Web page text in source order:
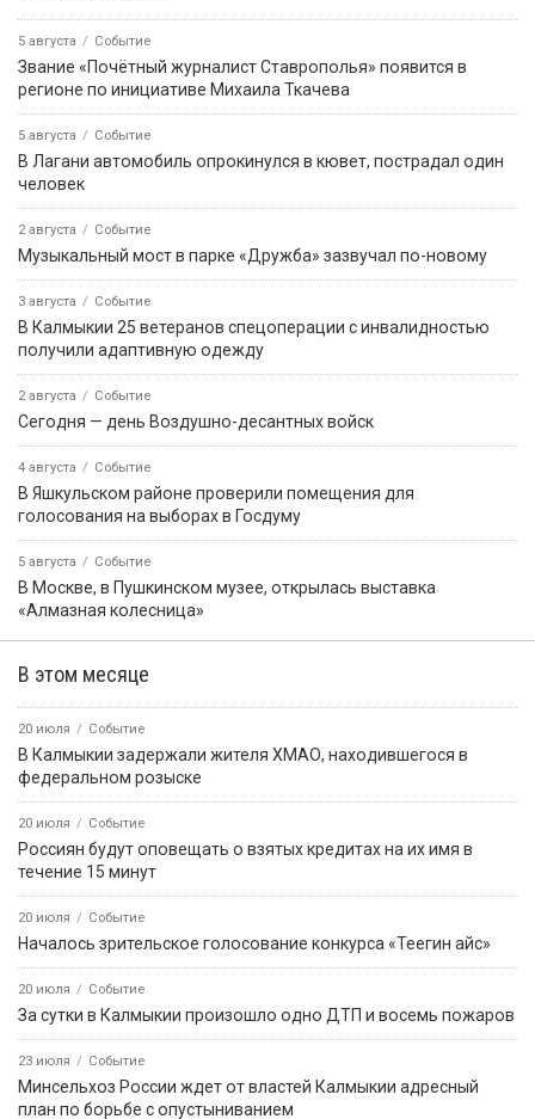
5 августа Событие
Звание «Почётный журналист Ставрополья» появится в
регионе по инициативе Михаила Ткачева
5 августа Событие
В Лагани автомобиль опрокинулся в кювет, пострадал один
человек
2 августа Событие
Музыкальный мост в парке «Дружба» зазвучал по-новому
3 августа Событие
В Калмыкии 25 ветеранов спецоперации с инвалидностью
получили адаптивную одежду
2 августа Событие
Сегодня — день Воздушно-десантных войск
4 августа Событие
В Яшкульском районе проверили помещения для
голосования на выборах в Госдуму
5 августа Событие
В Москве, в Пушкинском музее, открылась выставка
«Алмазная колесница»
В этом месяце
20 июля Событие
В Калмыкии задержали жителя ХМАО, находившегося в
федеральном розыске
20 июля Событие
Россиян будут оповещать о взятых кредитах на их имя в
течение 15 минут
20 июля Событие
Началось зрительское голосование конкурса «Теегин айс»
20 июля Событие
За сутки в Калмыкии произошло одно ДТП и восемь пожаров
23 июля Событие
Минсельхоз России ждет от властей Калмыкии адресный
план по борьбе с опустыниванием